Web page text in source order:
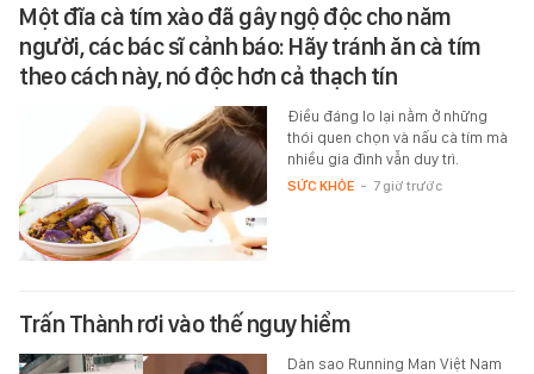
Một đĩa cà tím xào đã gây ngộ độc cho năm
người, các bác sĩ cảnh báo: Hãy tránh ăn cà tím
theo cách này, nó độc hơn cả thạch tín
Điều đáng lo lại nằm ở những
thói quen chọn và nấu cà tím mà
nhiều gia đình vẫn duy trì.
SỨC KHỎE - 7 giờ trước
Trấn Thành rơi vào thế nguy hiểm
Dàn sao Running Man Việt Nam